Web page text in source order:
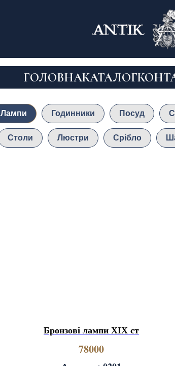
ГОЛОВНАКАТАЛОГ
Лампи Годинники Посуд
Столи Люстри Срібло
Бронзові лампи ХІХ ст
78000